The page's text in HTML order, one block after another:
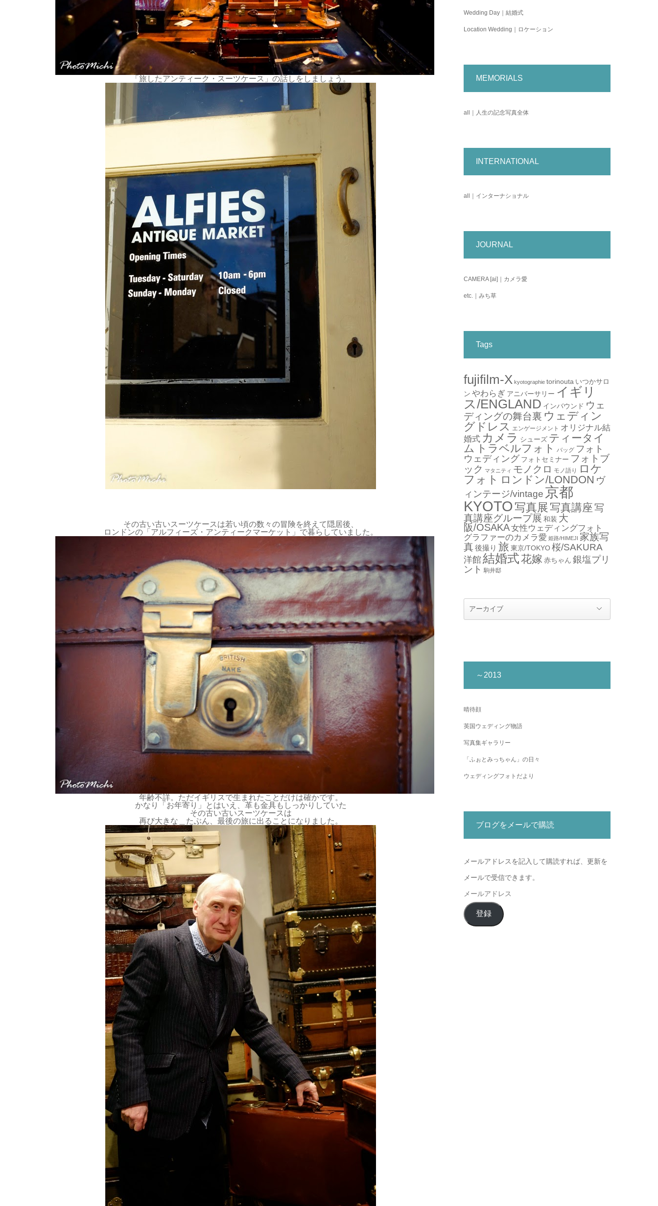
「旅したアンティーク・スーツケース」の話しをしましょう。
その古い古いスーツケースは若い頃の数々の冒険を終えて隠居後、
ロンドンの「アルフィーズ・アンティークマーケット」で暮らしていました。
年齢不詳。ただイギリスで生まれたことだけは確かです。
かなり「お年寄り」とはいえ、革も金具もしっかりしていた
その古い古いスーツケースは
再び大きな＿たぶん、最後の旅に出ることになりました。
Wedding Day｜結婚式
Location Wedding｜ロケーション
MEMORIALS
all｜人生の記念写真全体
INTERNATIONAL
all｜インターナショナル
JOURNAL
CAMERA [ai]｜カメラ愛
etc.｜みち草
Tags
fujifilm-X kyotographie torinouta いつかサロ
ン やわらぎ アニバーサリー イギリ
ス/ENGLAND インバウンド ウェ
ディングの舞台裏 ウェディン
グドレス エンゲージメント オリジナル結
婚式 カメラ シューズ ティータイ
ム トラベルフォト バッグ フォト
ウェディング フォトセミナー フォトブ
ック マタニティ モノクロ モノ語り
ロケ
フォト ロンドン/LONDON ヴ
ィンテージ/vintage 京都
KYOTO 写真展 写真講座写
真講座グループ展 和装 大
阪/OSAKA女性ウェディングフォト
グラファーのカメラ愛 姫路/HIMEJI 家族写
真 後撮り 旅 東京/TOKYO桜/SAKURA
洋館 結婚式花嫁 赤ちゃん 銀塩プリ
ント 駒井邸
～2013
晴待顔
英国ウェディング物語
写真集ギャラリー
「ふぉとみっちゃん」の日々
ウェディングフォトだより
ブログをメールで購読
メールアドレスを記入して購読すれば、更新を
メールで受信できます。
メ
ー
ル
登録